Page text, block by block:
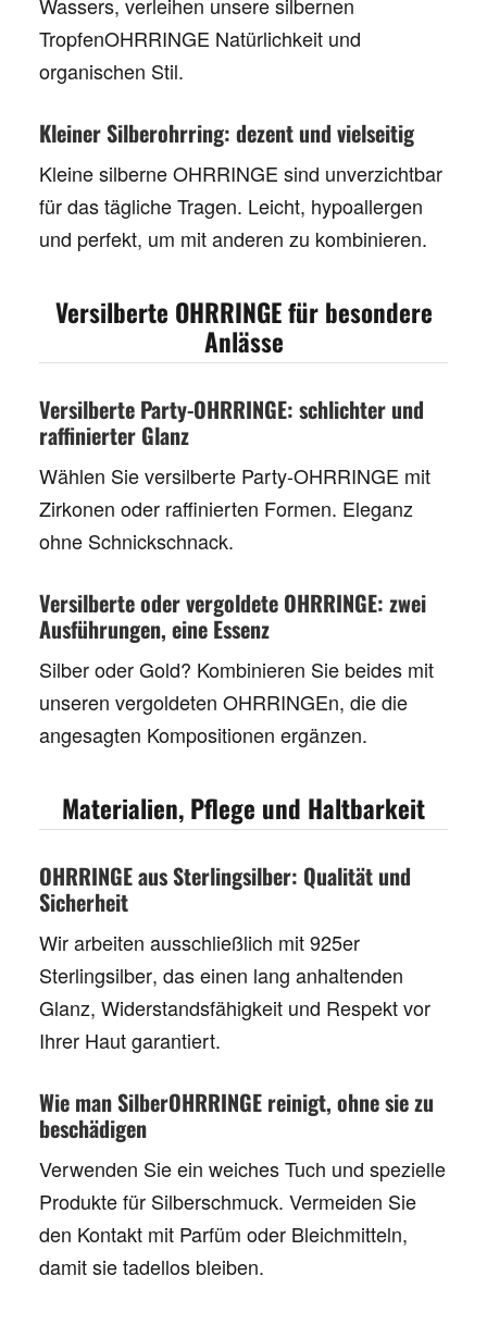
TropfenOHRRINGE Natürlichkeit und
organischen Stil.
Kleiner Silberohrring: dezent und vielseitig
Kleine silberne OHRRINGE sind unverzichtbar
für das tägliche Tragen. Leicht, hypoallergen
und perfekt, um mit anderen zu kombinieren.
Versilberte OHRRINGE für besondere
Anlässe
Versilberte Party-OHRRINGE: schlichter und
raffinierter Glanz
Wählen Sieversilberte Party-OHRRINGE mit
Zirkonen oder raffinierten Formen. Eleganz
ohne Schnickschnack.
Versilberte oder vergoldete OHRRINGE: zwei
Ausführungen, eine Essenz
Silber oder Gold? Kombinieren Sie beides mit
unseren vergoldeten OHRRINGEn, die die
angesagten Kompositionen ergänzen.
Materialien, Pflege und Haltbarkeit
OHRRINGE aus Sterlingsilber: Qualität und
Sicherheit
Wir arbeiten ausschließlich mit925er
Sterlingsilber, das einen lang anhaltenden
Glanz, Widerstandsfähigkeit und Respekt vor
Ihrer Haut garantiert.
Wie man SilberOHRRINGE reinigt, ohne sie zu
beschädigen
Verwenden Sie ein weiches Tuch und spezielle
Produkte für Silberschmuck. Vermeiden Sie
den Kontakt mit Parfüm oder Bleichmitteln,
damit sie tadellos bleiben.